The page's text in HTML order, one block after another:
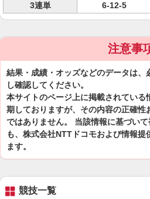
3連単
6-12-5
注意事
結果・成績・オッズなどのデータは、
し確認してください。
本サイトのページ上に掲載されている
期しておりますが、その内容の正確性
ではありません。 当該情報に基づい
も、株式会社NTTドコモおよび情報
ます。
競技一覧